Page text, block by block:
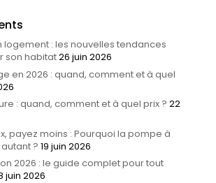
logement : les nouvelles tendances
son habitat26 juin 2026
en 2026 : quand, comment et à quel
: quand, comment et à quel prix ? 22
payez moins : Pourquoi la pompe à
? 19 juin 2026
2026 : le guide complet pour tout
juin 2026